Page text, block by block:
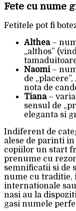
Fete cu nume
Fetitele pot fi
Althea–
„althos”
Naomi–
de
nota de
Tiana–
sensul de
eleganta si
Indiferent de
alese de parinti
copiilor un start
prenume cu
semnificatii si de
nume cu traditie,
internationale
nasi au la
gasi numele